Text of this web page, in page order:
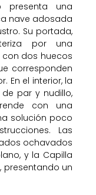
presenta una
nave adosada
Su portada,
por una
dos huecos
corresponden
En el interior, la
par y nudillo,
con una
solución poco
Las
ochavados
y la Capilla
presentando un